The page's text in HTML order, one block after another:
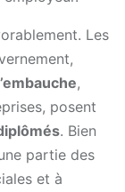
Les
,
posent
. Bien
partie des
et à